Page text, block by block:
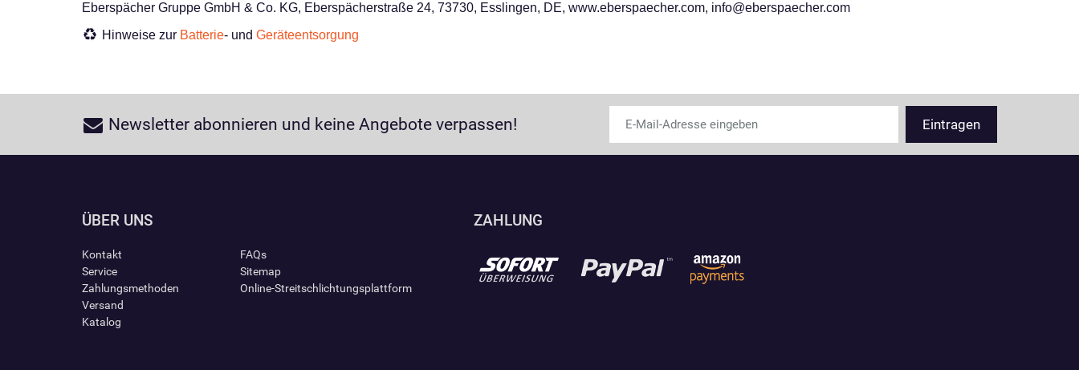
Eberspächer Gruppe GmbH & Co. KG, Eberspächerstraße 24, 73730, Esslingen, DE, www.eberspaecher.com, info@eberspaecher.com
Hinweise zur Batterie- und Geräteentsorgung
Newsletter abonnieren und keine Angebote verpassen!
ÜBER UNS
Kontakt
Service
Zahlungsmethoden
Versand
Katalog
FAQs
Sitemap
Online-Streitschlichtungsplattform
ZAHLUNG